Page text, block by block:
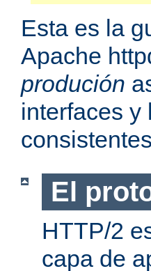
Esta es la
Apache
produción
interfaces y
El
HTTP/2
capa de